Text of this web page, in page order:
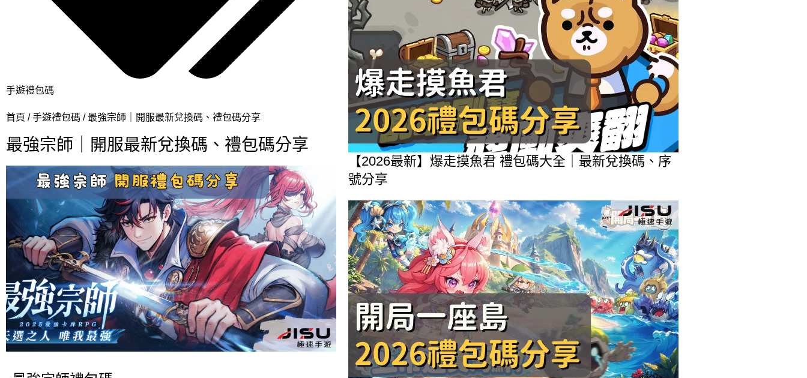
手遊禮包碼
首頁 手遊禮包碼 最強宗師｜開服最新兌換碼、禮包碼分享
最強宗師｜開服最新兌換碼、禮包碼分享
【2026最新】爆走摸魚君 禮包碼大全｜最新兌換碼、序
號分享